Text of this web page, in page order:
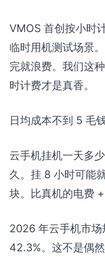
VMOS 首创按小时
临时用机测试场景
完就浪费。我们这
时计费才是真香。
日均成本不到 5 毛
云手机挂机一天多
久。挂 8 小时可能
块。比真机的电费
2026 年云手机市
42.3%。这不是偶